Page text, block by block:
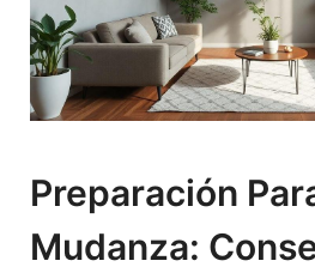
Preparación
Mudanza: